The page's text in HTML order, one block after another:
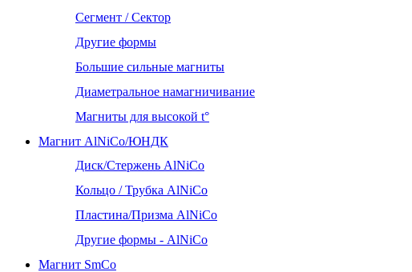
Сегмент / Сектор
Другие формы
Большие сильные магниты
Диаметральное намагничивание
Магниты для высокой t°
Магнит AlNiCo/ЮНДК
Диск/Стержень AlNiCo
Кольцо / Трубка AlNiCo
Пластина/Призма AlNiCo
Другие формы - AlNiCo
Магнит SmCo